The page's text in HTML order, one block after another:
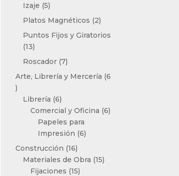
Izaje 55
productos
Platos Magnéticos 22
productos
Puntos Fijos y Giratorios
1313
productos
Roscador 77
productos
Arte, Librería y Mercería 6
6
productos
Librería 66
productos
Comercial y Oficina 66
Papeles para
Impresión 66
Construcción 1616
productos
Materiales de Obra 1515
Fijaciones 1515